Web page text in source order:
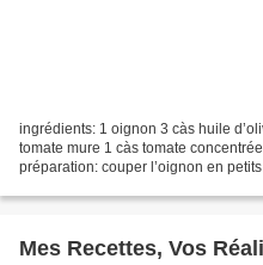
ingrédients: 1 oignon 3 càs huile
tomate mure 1 càs tomate
préparation: couper l’oignon en
Mes Recettes, Vos